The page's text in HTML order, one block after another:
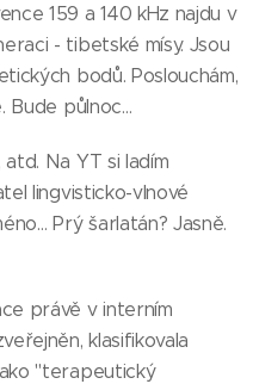
159 a 140 kHz najdu v
- tibetské mísy. Jsou
bodů. Poslouchám,
Bude půlnoc…
Na YT si ladím
lingvisticko-vlnové
Prý šarlatán? Jasně.
právě v interním
klasifikovala
"terapeutický